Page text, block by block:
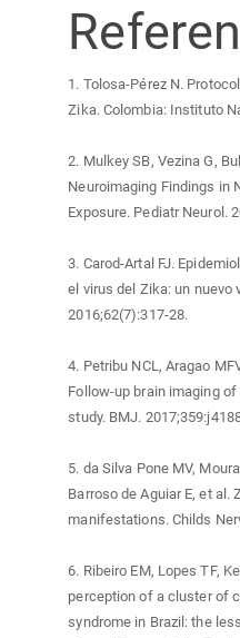
1. Tolosa-Pérez N.
Zika. Colombia: Instituto
2. Mulkey SB, Vezina G,
Neuroimaging Findings in
Exposure. Pediatr Neurol.
3. Carod-Artal FJ.
el virus del Zika: un nuevo
2016;62(7):317-28.
4. Petribu NCL, Aragao
Follow-up brain imaging
study. BMJ.
5. da Silva Pone MV,
Barroso de Aguiar E, et
manifestations. Childs
6. Ribeiro EM, Lopes TF,
perception of a cluster of
syndrome in Brazil: the